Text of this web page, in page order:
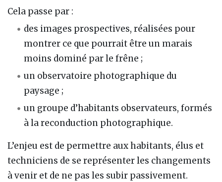
Cela passe par :
des images prospectives, réalisées pour
montrer ce que pourrait être un marais
moins dominé par le frêne ;
un observatoire photographique du
paysage ;
un groupe d’habitants observateurs, formés
à la reconduction photographique.
L’enjeu est de permettre aux habitants, élus et
techniciens de se représenter les changements
à venir et de ne pas les subir passivement.